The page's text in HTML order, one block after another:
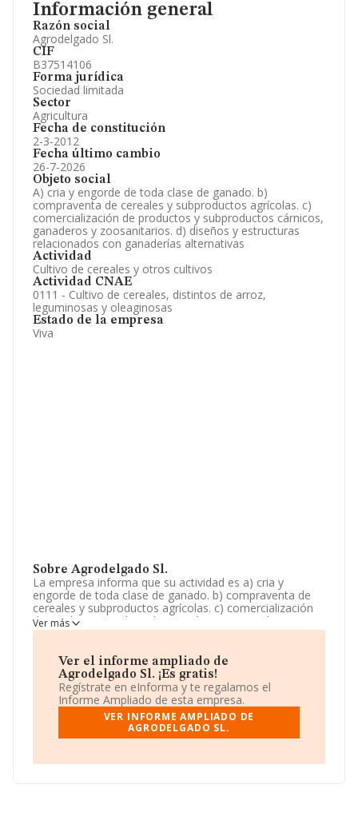
Información general
Razón social
Agrodelgado Sl.
CIF
B37514106
Forma jurídica
Sociedad limitada
Sector
Agricultura
Fecha de constitución
2-3-2012
Fecha último cambio
26-7-2026
Objeto social
A) cria y engorde de toda clase de ganado. b)
compraventa de cereales y subproductos agrícolas. c)
comercialización de productos y subproductos cárnicos,
ganaderos y zoosanitarios. d) diseños y estructuras
relacionados con ganaderías alternativas
Actividad
Cultivo de cereales y otros cultivos
Actividad CNAE
0111 - Cultivo de cereales, distintos de arroz,
leguminosas y oleaginosas
Estado de la empresa
Viva
Sobre Agrodelgado Sl.
La empresa informa que su actividad es a) cria y
engorde de toda clase de ganado. b) compraventa de
cereales y subproductos agrícolas. c) comercialización
de productos y subproductos cárnicos, ganaderos y
zoosanitarios. d) diseños y estructuras relacionados con
como Sociedad Limitada. Tiene CNAE: 0111 - 'Cultivo de
cereales (excepto arroz), leguminosas y semillas
oleaginosas'. No realiza actividad de importación y/o
exportación.
La sociedad españolaAgrodelgado S.L, NIF
B37514106, se encuentra en Calle Pedro Velasco núm.
Ver más
Ver el informe ampliado de
Agrodelgado Sl. ¡Es gratis!
Regístrate en eInforma y te regalamos el
Informe Ampliado de esta empresa.
VER INFORME AMPLIADO DE
AGRODELGADO SL.